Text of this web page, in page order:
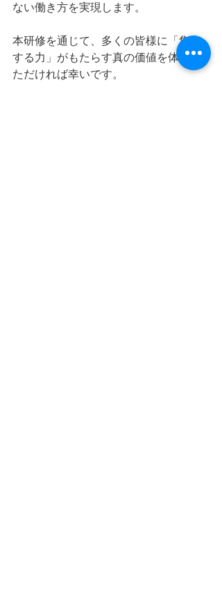
ない働き方を実現します。
本研修を通じて、多くの皆様に「集中
する力」がもたらす真の価値を体感い
ただければ幸いです。